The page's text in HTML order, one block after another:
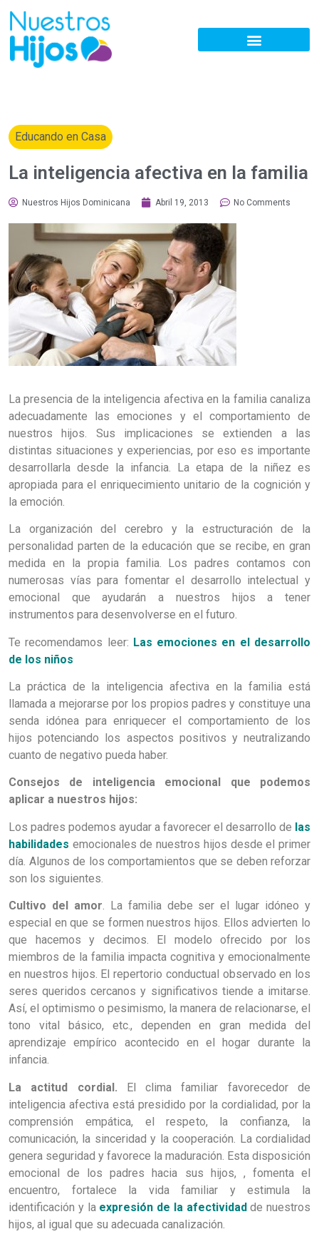
Educando en Casa
La inteligencia afectiva en la familia
Nuestros Hijos Dominicana Abril 19, 2013 No Comments
La presencia de la inteligencia afectiva en la familia canaliza
adecuadamente las emociones y el comportamiento de
nuestros hijos. Sus implicaciones se extienden a las
distintas situaciones y experiencias, por eso es importante
desarrollarla desde la infancia. La etapa de la niñez es
apropiada para el enriquecimiento unitario de la cognición y
la emoción.
La organización del cerebro y la estructuración de la
personalidad parten de la educación que se recibe, en gran
medida en la propia familia. Los padres contamos con
numerosas vías para fomentar el desarrollo intelectual y
emocional que ayudarán a nuestros hijos a tener
instrumentos para desenvolverse en el futuro.
Te recomendamos leer: Las emociones en el desarrollo
de los niños
La práctica de la inteligencia afectiva en la familia está
llamada a mejorarse por los propios padres y constituye una
senda idónea para enriquecer el comportamiento de los
hijos potenciando los aspectos positivos y neutralizando
cuanto de negativo pueda haber.
Consejos de inteligencia emocional que podemos
aplicar a nuestros hijos:
Los padres podemos ayudar a favorecer el desarrollo de las
habilidades emocionales de nuestros hijos desde el primer
día. Algunos de los comportamientos que se deben reforzar
son los siguientes.
Cultivo del amor. La familia debe ser el lugar idóneo y
especial en que se formen nuestros hijos. Ellos advierten lo
que hacemos y decimos. El modelo ofrecido por los
miembros de la familia impacta cognitiva y emocionalmente
en nuestros hijos. El repertorio conductual observado en los
seres queridos cercanos y significativos tiende a imitarse.
Así, el optimismo o pesimismo, la manera de relacionarse, el
tono vital básico, etc., dependen en gran medida del
aprendizaje empírico acontecido en el hogar durante la
infancia.
La actitud cordial. El clima familiar favorecedor de
inteligencia afectiva está presidido por la cordialidad, por la
comprensión empática, el respeto, la confianza, la
comunicación, la sinceridad y la cooperación. La cordialidad
genera seguridad y favorece la maduración. Esta disposición
emocional de los padres hacia sus hijos, , fomenta el
encuentro, fortalece la vida familiar y estimula la
identificación y la expresión de la afectividadde nuestros
hijos, al igual que su adecuada canalización.